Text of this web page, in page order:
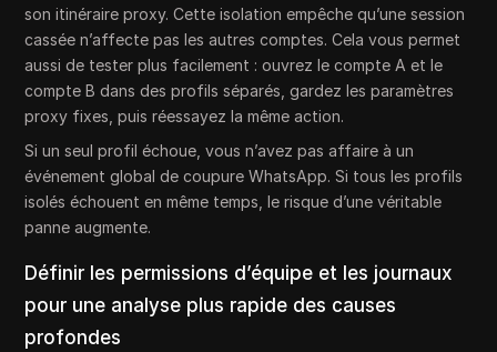
son itinéraire proxy. Cette isolation empêche qu’une session
cassée n’affecte pas les autres comptes. Cela vous permet
aussi de tester plus facilement : ouvrez le compte A et le
compte B dans des profils séparés, gardez les paramètres
proxy fixes, puis réessayez la même action.
Si un seul profil échoue, vous n’avez pas affaire à un
événement global de coupure WhatsApp. Si tous les profils
isolés échouent en même temps, le risque d’une véritable
panne augmente.
Définir les permissions d’équipe et les journaux
pour une analyse plus rapide des causes
profondes